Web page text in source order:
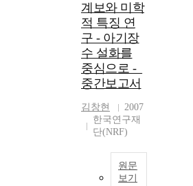
계보와 미학
적 특징 연
구 - 아기장
수 설화를
중심으로 -_
중간보고서
김창현
2007
한국연구재
단(NRF)
원문
보기